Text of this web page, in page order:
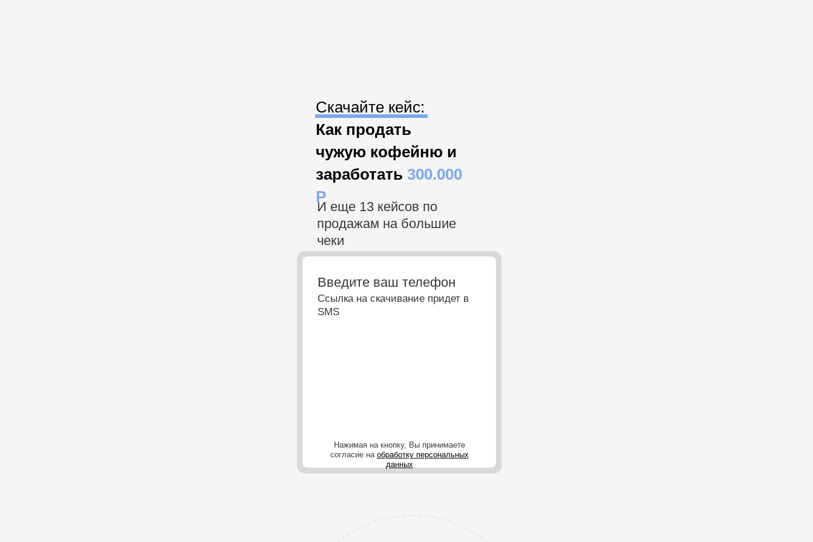
Скачайте кейс:
Как продать
чужую кофейню и
заработать 300.000
Р
И еще 13 кейсов по
продажам на большие
чеки
Введите ваш телефон
Ссылка на скачивание придет в
SMS
Нажимая на кнопку, Вы принимаете
согласие на обработку персональных
данных